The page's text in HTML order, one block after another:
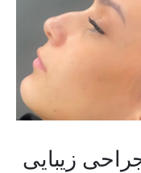
زیبایی